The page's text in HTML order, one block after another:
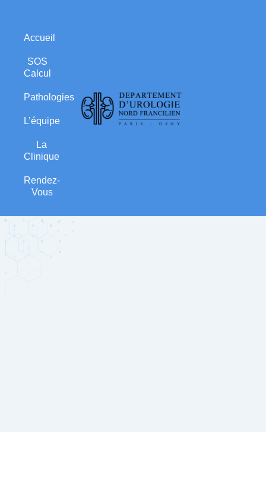
Accueil
SOS
Calcul
Pathologies
L’équipe
La
Clinique
Rendez-
Vous